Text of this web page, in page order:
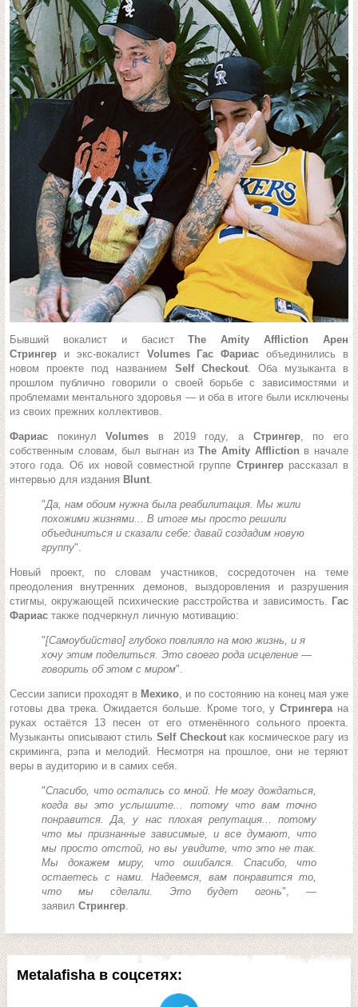
Metalafisha в соцсетях:
Бывший вокалист и басистThe Amity Affliction Арен
Стрингер и экс-вокалист Volumes Гас Фариасобъединились в
новом проекте под названием Self Checkout. Оба музыканта в
прошлом публично говорили о своей борьбе с зависимостями и
проблемами ментального здоровья — и оба в итоге были исключены
из своих прежних коллективов.
Фариас покинулVolumes в 2019 году, а Стрингер, по его
собственным словам, был выгнан изThe Amity Affliction в начале
этого года. Об их новой совместной группе Стрингер рассказал в
интервью для издания Blunt.
"Да, нам обоим нужна была реабилитация. Мы жили
похожими жизнями... В итоге мы просто решили
объединиться и сказали себе: давай создадим новую
группу".
Новый проект, по словам участников, сосредоточен на теме
преодоления внутренних демонов, выздоровления и разрушения
стигмы, окружающей психические расстройства и зависимость. Гас
Фариас также подчеркнул личную мотивацию:
"[Самоубийство] глубоко повлияло на мою жизнь, и я
хочу этим поделиться. Это своего рода исцеление —
говорить об этом с миром".
Сессии записи проходят в Мехико, и по состоянию на конец мая уже
готовы два трека. Ожидается больше. Кроме того, уСтрингера на
руках остаётся 13 песен от его отменённого сольного проекта.
Музыканты описывают стиль Self Checkout как космическое рагу из
скриминга, рэпа и мелодий. Несмотря на прошлое, они не теряют
веры в аудиторию и в самих себя.
"Спасибо, что остались со мной. Не могу дождаться,
когда вы это услышите... потому что вам точно
понравится. Да, у нас плохая репутация... потому
что мы признанные зависимые, и все думают, что
мы просто отстой, но вы увидите, что это не так.
Мы докажем миру, что ошибался. Спасибо, что
остаетесь с нами. Надеемся, вам понравится то,
что мы сделали. Это будет огонь", —
заявил Стрингер.